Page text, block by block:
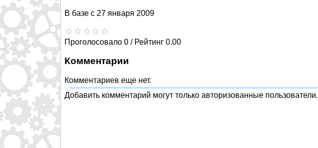
В базе с 27 января 2009
Проголосовало 0 / Рейтинг 0.00
Комментарии
Комментариев еще нет.
Добавить комментарий могут только авторизованные пользователи.